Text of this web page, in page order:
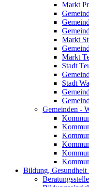
Markt
Markt
Markt
Stadt
Stadt
Gemeinden -
Bildung, Gesundheit